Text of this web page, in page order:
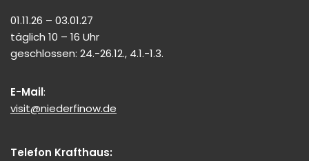
01.11.26 – 03.01.27
täglich 10 – 16 Uhr
geschlossen: 24.-26.12., 4.1.-1.3.
E-Mail:
visit@niederfinow.de
Telefon Krafthaus: